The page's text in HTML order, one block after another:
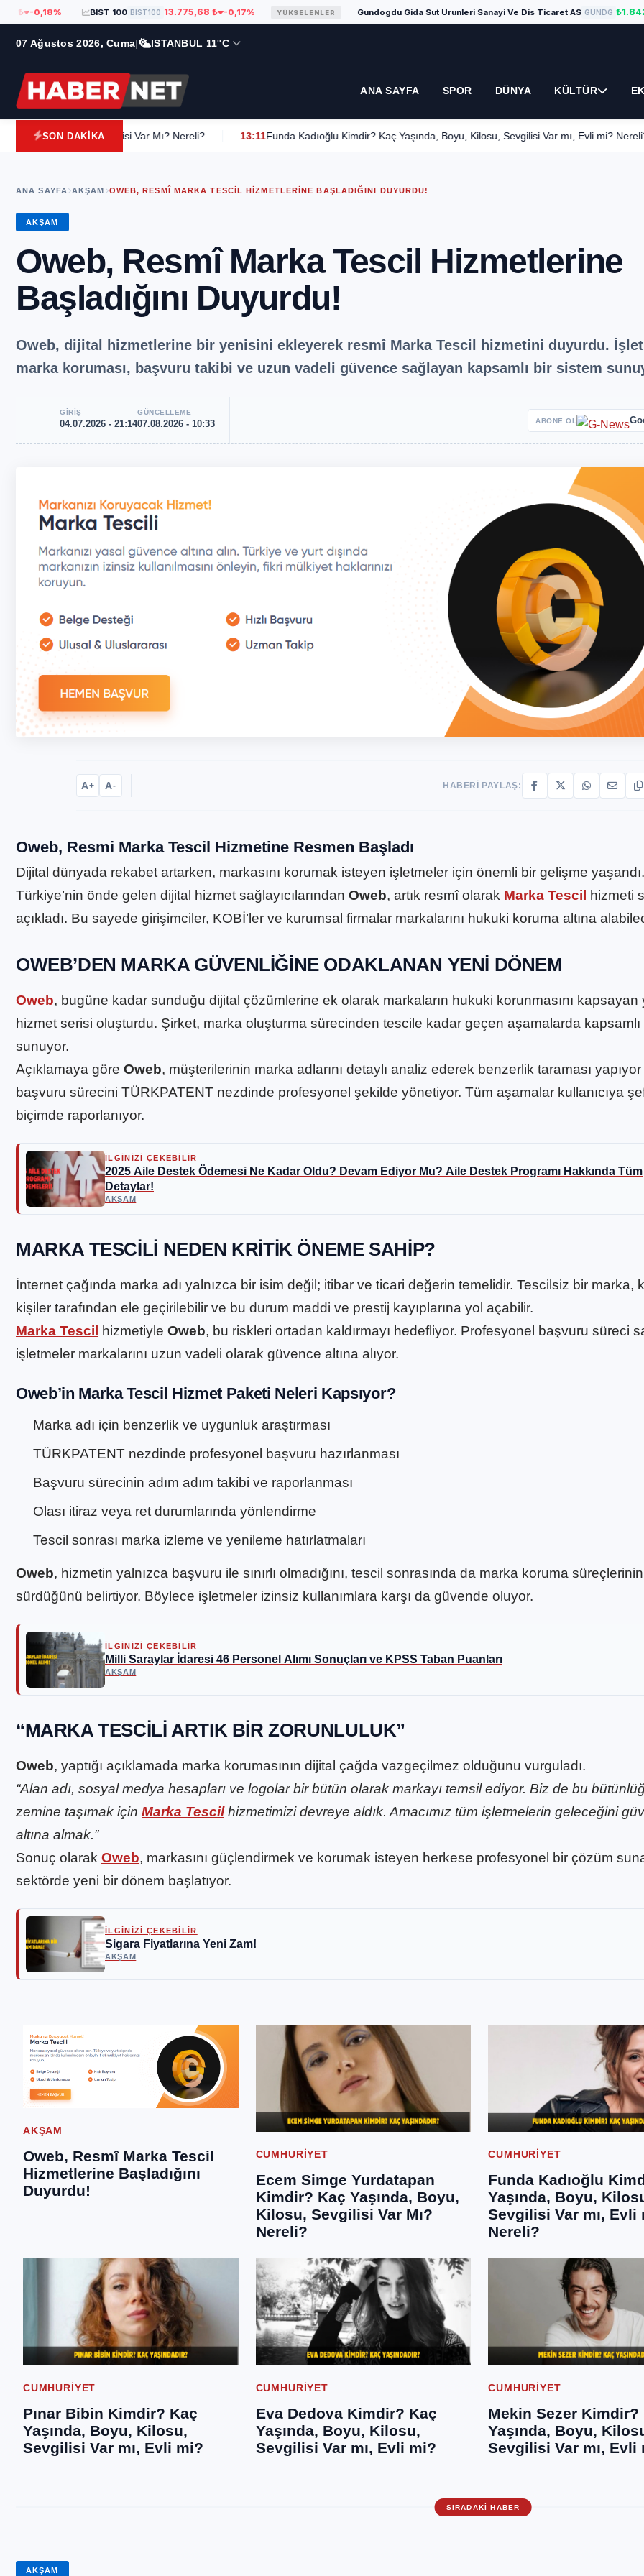
BIST 100 BIST100 13.775,68 ₺ -0,17% YÜKSELENLER Gundogdu Gida Sut Urunleri Sanayi Ve Dis Ticaret AS GUNDG ₺1.842,00
07 Ağustos 2026, Cuma| ISTANBUL 11°C
ANA SAYFA SPOR DÜNYA KÜLTÜR
SON DAKİKA
Kilosu, Sevgilisi Var Mı? Nereli? 13:11 Funda Kadıoğlu Kimdir? Kaç Yaşında, Boyu, Kilosu, Sevgilisi Var mı, Evli mi? Nereli?
ANA SAYFA AKŞAM OWEB, RESMÎ MARKA TESCIL HIZMETLERINE BAŞLADIĞINI DUYURDU!
AKŞAM
Oweb, Resmî Marka Tescil Hizmetlerine
Başladığını Duyurdu!
Oweb, dijital hizmetlerine bir yenisini ekleyerek resmî Marka Tescil hizmetini duyurdu.
marka koruması, başvuru takibi ve uzun vadeli güvence sağlayan kapsamlı bir sistem
GİRİŞ
04.07.2026 - 21:14
GÜNCELLEME
07.08.2026 - 10:33 ABONE OL
A+ A- HABERI PAYLAŞ:
Oweb, Resmi Marka Tescil Hizmetine Resmen Başladı
Dijital dünyada rekabet artarken, markasını korumak isteyen işletmeler için önemli bir gelişme yaşandı.
Türkiye’nin önde gelen dijital hizmet sağlayıcılarından Oweb, artık resmî olarak Marka Tescil hizmeti
açıkladı. Bu sayede girişimciler, KOBİ’ler ve kurumsal firmalar markalarını hukuki koruma altına
OWEB’DEN MARKA GÜVENLIĞINE ODAKLANAN YENI DÖNEM
Oweb, bugüne kadar sunduğu dijital çözümlerine ek olarak markaların hukuki korunmasını kapsayan
hizmet serisi oluşturdu. Şirket, marka oluşturma sürecinden tescile kadar geçen aşamalarda kapsamlı
sunuyor.
Açıklamaya göre Oweb, müşterilerinin marka adlarını detaylı analiz ederek benzerlik taraması
başvuru sürecini TÜRKPATENT nezdinde profesyonel şekilde yönetiyor. Tüm aşamalar kullanıcıya
biçimde raporlanıyor.
İLGİNİZİ ÇEKEBİLİR
2025 Aile Destek Ödemesi Ne Kadar Oldu? Devam Ediyor Mu? Aile Destek Programı Hakkında Tüm
Detaylar!
AKŞAM
MARKA TESCILI NEDEN KRITIK ÖNEME SAHIP?
İnternet çağında marka adı yalnızca bir isim değil; itibar ve ticari değerin temelidir. Tescilsiz bir marka,
kişiler tarafından ele geçirilebilir ve bu durum maddi ve prestij kayıplarına yol açabilir.
Marka Tescil hizmetiyle Oweb, bu riskleri ortadan kaldırmayı hedefliyor. Profesyonel başvuru süreci
işletmeler markalarını uzun vadeli olarak güvence altına alıyor.
Oweb’in Marka Tescil Hizmet Paketi Neleri Kapsıyor?
Marka adı için benzerlik ve uygunluk araştırması
TÜRKPATENT nezdinde profesyonel başvuru hazırlanması
Başvuru sürecinin adım adım takibi ve raporlanması
Olası itiraz veya ret durumlarında yönlendirme
Tescil sonrası marka izleme ve yenileme hatırlatmaları
Oweb, hizmetin yalnızca başvuru ile sınırlı olmadığını, tescil sonrasında da marka koruma süreçlerinin
sürdüğünü belirtiyor. Böylece işletmeler izinsiz kullanımlara karşı da güvende oluyor.
İLGİNİZİ ÇEKEBİLİR
Milli Saraylar İdaresi 46 Personel Alımı Sonuçları ve KPSS Taban Puanları
AKŞAM
“MARKA TESCILI ARTIK BIR ZORUNLULUK”
Oweb, yaptığı açıklamada marka korumasının dijital çağda vazgeçilmez olduğunu vurguladı.
“Alan adı, sosyal medya hesapları ve logolar bir bütün olarak markayı temsil ediyor. Biz de bu
zemine taşımak için Marka Tescilhizmetimizi devreye aldık. Amacımız tüm işletmelerin geleceğini
altına almak.”
Sonuç olarak Oweb, markasını güçlendirmek ve korumak isteyen herkese profesyonel bir çözüm
sektörde yeni bir dönem başlatıyor.
İLGİNİZİ ÇEKEBİLİR
Sigara Fiyatlarına Yeni Zam!
AKŞAM
AKŞAM
Oweb, Resmî Marka Tescil
Hizmetlerine Başladığını
Duyurdu!
CUMHURIYET
Ecem Simge Yurdatapan
Kimdir? Kaç Yaşında, Boyu,
Kilosu, Sevgilisi Var Mı?
Nereli?
CUMHURIYET
Funda Kadıoğlu
Yaşında, Boyu,
Sevgilisi Var mı, Evli
Nereli?
CUMHURIYET
Pınar Bibin Kimdir? Kaç
Yaşında, Boyu, Kilosu,
Sevgilisi Var mı, Evli mi?
CUMHURIYET
Eva Dedova Kimdir? Kaç
Yaşında, Boyu, Kilosu,
Sevgilisi Var mı, Evli mi?
CUMHURIYET
Mekin Sezer Kimdir?
Yaşında, Boyu,
Sevgilisi Var mı, Evli
AKŞAM